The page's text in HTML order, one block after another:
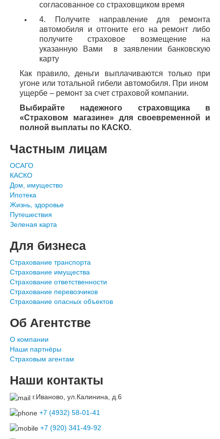
согласованное со страховщиком время
4. Получите направление для ремонта
автомобиля и отгоните его на ремонт либо
получите страховое возмещение на
указанную Вами в заявлении банковскую
карту
Как правило, деньги выплачиваются только при
угоне или тотальной гибели автомобиля. При ином
ущербе – ремонт за счет страховой компании.
Выбирайте надежного страховщика в
«Страховом магазине» для своевременной и
полной выплаты по КАСКО.
Частным лицам
ОСАГО
КАСКО
Дом, имущество
Ипотека
Жизнь, здоровье
Путешествия
Зеленая карта
Для бизнеса
Страхование транспорта
Страхование имущества
Страхование ответственности
Страхование перевозчиков
Страхование опасных объектов
Об Агентстве
О компании
Наши партнёры
Страховым агентам
Наши контакты
г.Иваново, ул.Калинина, д.6
+7 (4932) 58-01-41
+7 (920) 341-49-92